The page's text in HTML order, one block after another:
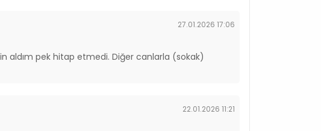
27.01.2026 17:06
aldım pek hitap etmedi. Diğer canlarla (sokak)
22.01.2026 11:21